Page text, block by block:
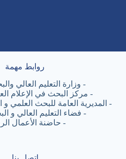
روابط مهمة
- وزارة التعليم العالي
- مركز البحث في الإعلام
- المديرية العامة للبحث العلمي و
- فضاء التعليم العالي و
- حاضنة الأعمال